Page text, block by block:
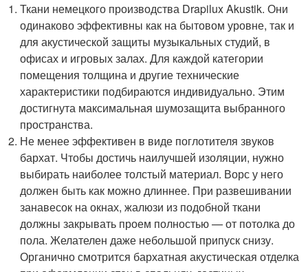
Ткани немецкого производства Drapilux Akustik. Они
одинаково эффективны как на бытовом уровне, так и
для акустической защиты музыкальных студий, в
офисах и игровых залах. Для каждой категории
помещения толщина и другие технические
характеристики подбираются индивидуально. Этим
достигнута максимальная шумозащита выбранного
пространства.
Не менее эффективен в виде поглотителя звуков
бархат. Чтобы достичь наилучшей изоляции, нужно
выбирать наиболее толстый материал. Ворс у него
должен быть как можно длиннее. При развешивании
занавесок на окнах, жалюзи из подобной ткани
должны закрывать проем полностью — от потолка до
пола. Желателен даже небольшой припуск снизу.
Органично смотрится бархатная акустическая отделка